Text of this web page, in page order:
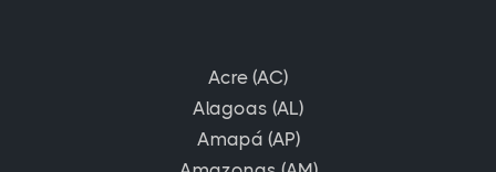
Acre (AC)
Alagoas (AL)
Amapá (AP)